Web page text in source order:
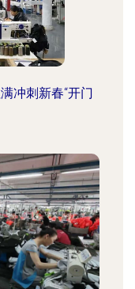
冲刺新春“开门